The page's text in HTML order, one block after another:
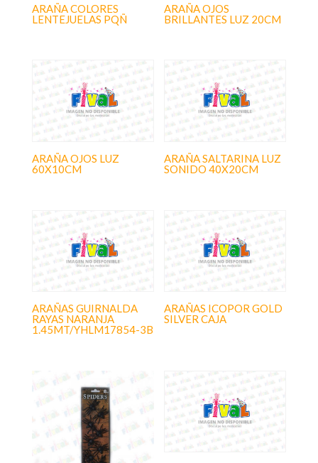
ARAÑA COLORES
LENTEJUELAS PQÑ
ARAÑA OJOS
BRILLANTES LUZ 20CM
ARAÑA OJOS LUZ
60X10CM
ARAÑA SALTARINA LUZ
SONIDO 40X20CM
ARAÑAS GUIRNALDA
RAYAS NARANJA
1.45MT/YHLM17854-3B
ARAÑAS ICOPOR GOLD
SILVER CAJA